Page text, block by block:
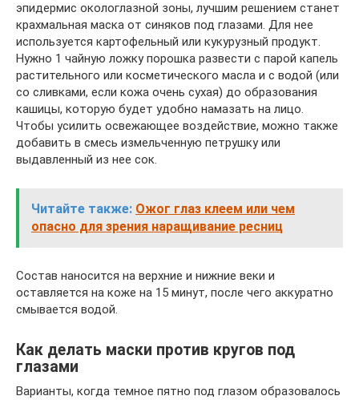
эпидермис окологлазной зоны, лучшим решением станет
крахмальная маска от синяков под глазами. Для нее
используется картофельный или кукурузный продукт.
Нужно 1 чайную ложку порошка развести с парой капель
растительного или косметического масла и с водой (или
со сливками, если кожа очень сухая) до образования
кашицы, которую будет удобно намазать на лицо.
Чтобы усилить освежающее воздействие, можно также
добавить в смесь измельченную петрушку или
выдавленный из нее сок.
Читайте также: Ожог глаз клеем или чем
опасно для зрения наращивание ресниц
Состав наносится на верхние и нижние веки и
оставляется на коже на 15 минут, после чего аккуратно
смывается водой.
Как делать маски против кругов под
глазами
Варианты, когда темное пятно под глазом образовалось